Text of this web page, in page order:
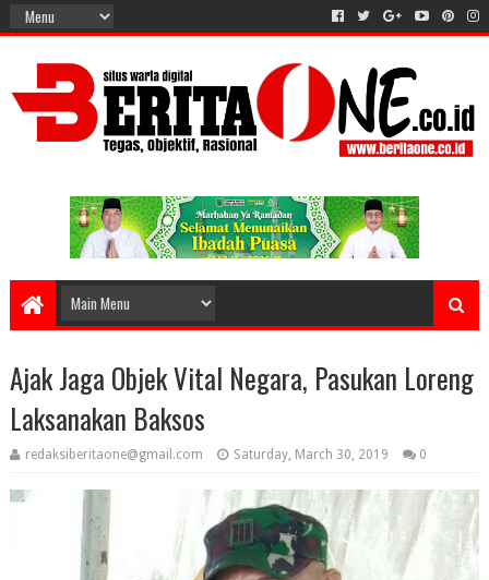
Ajak Jaga Objek Vital Negara, Pasukan Loreng
Laksanakan Baksos
redaksiberitaone@gmail.com Saturday, March 30, 2019 0